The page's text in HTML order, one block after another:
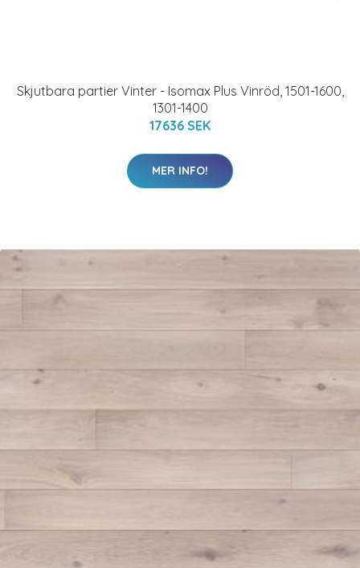
Skjutbara partier Vinter - Isomax Plus Vinröd, 1501-1600,
1301-1400
17636 SEK
MER INFO!